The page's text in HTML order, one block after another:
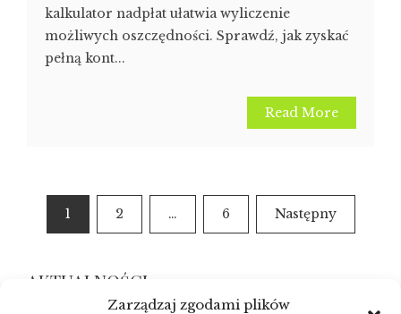
Zarządzaj zgodami plików
kalkulator nadpłat ułatwia wyliczenie
możliwych oszczędności. Sprawdź, jak zyskać
pełną kont...
Read More
Nawigacja
po
wpisach
1 2 … 6 Następny
AKTUALNOŚCI